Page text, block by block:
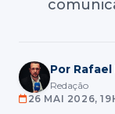
Por
Redação
26 MAI 2026,